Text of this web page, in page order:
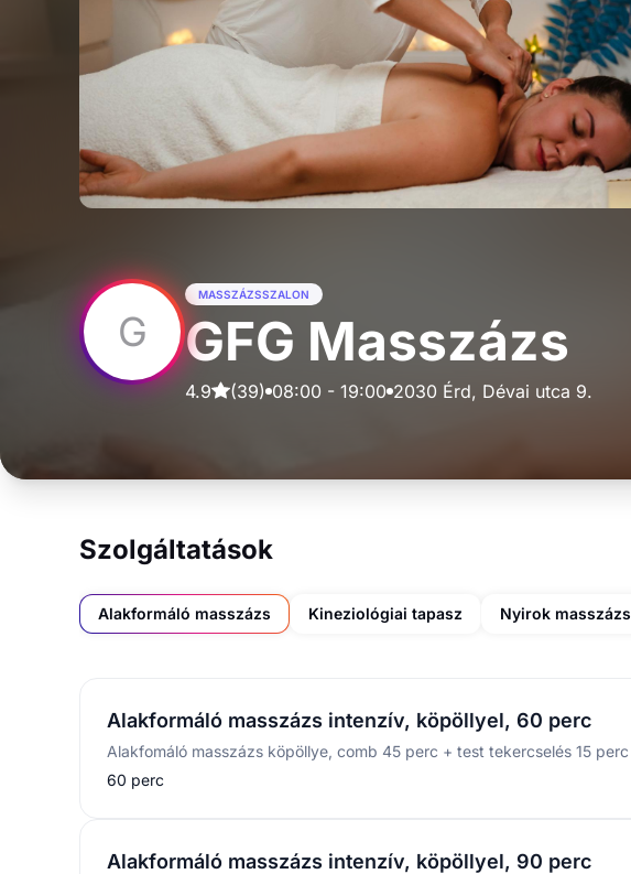
G
MASSZÁZSSZALON
GFG Masszázs
4.9 (39) 08:00 - 19:00 2030 Érd, Dévai utca 9.
Szolgáltatások
Alakformáló masszázs Kineziológiai tapasz Nyirok masszázs
Alakformáló masszázs intenzív, köpöllyel, 60 perc
Alakfomáló masszázs köpöllye, comb 45 perc + test tekercselés 15 perc
60 perc
Alakformáló masszázs intenzív, köpöllyel, 90 perc